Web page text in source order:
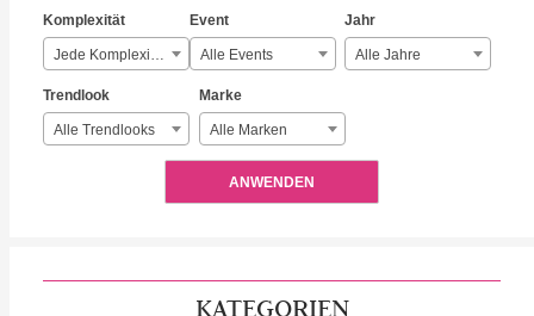
Komplexität
Jede Komplexität
Event
Alle Events
Jahr
Alle Jahre
Trendlook
Alle Trendlooks
Marke
Alle Marken
ANWENDEN
KATEGORIEN